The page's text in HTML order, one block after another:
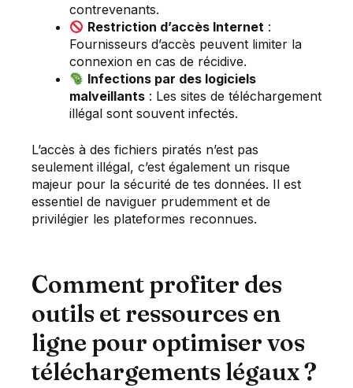
contrevenants.
Restriction d’accès Internet :
Fournisseurs d’accès peuvent limiter la
connexion en cas de récidive.
Infections par des logiciels
malveillants : Les sites de téléchargement
illégal sont souvent infectés.
L’accès à des fichiers piratés n’est pas
seulement illégal, c’est également un risque
majeur pour la sécurité de tes données. Il est
essentiel de naviguer prudemment et de
privilégier les plateformes reconnues.
Comment profiter des
outils et ressources en
ligne pour optimiser vos
téléchargements légaux ?